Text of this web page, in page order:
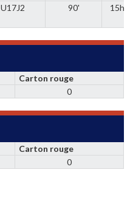
U17J2 90'
Carton rouge
0
Carton rouge
0